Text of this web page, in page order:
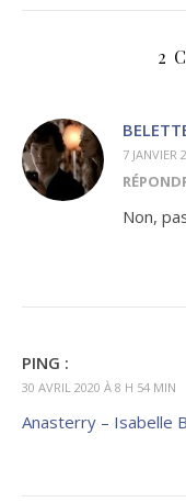
2
7 JANVIER
Non,
PING :
30 AVRIL 2020 À 8 H 54 MIN
Anasterry – Isabelle